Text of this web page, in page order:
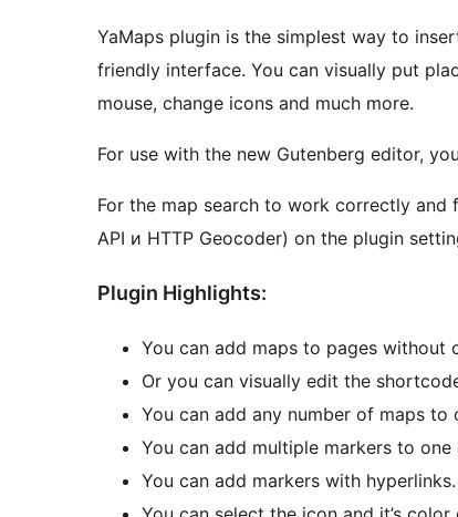
YaMaps plugin is the simplest way to
friendly interface. You can visually put
mouse, change icons and much more.
For use with the new Gutenberg editor,
For the map search to work correctly and
API и HTTP Geocoder) on the plugin
Plugin Highlights:
You can add maps to pages without
Or you can visually edit the
You can add any number of maps to
You can add multiple markers to one
You can add markers with hyperlinks.